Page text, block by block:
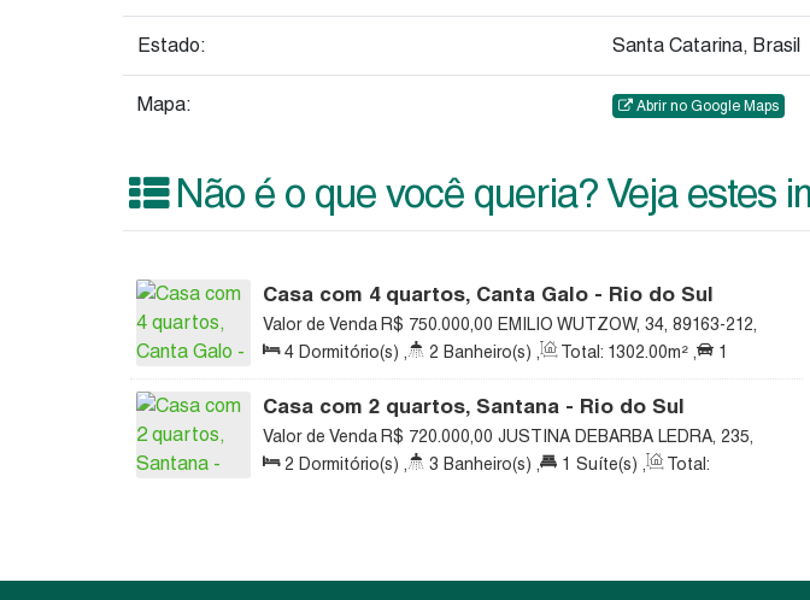
Estado: Santa Catarina, Brasil
Mapa: Abrir no Google Maps
Não é o que você queria? Veja estes
Casa com 4 quartos, Canta Galo - Rio do Sul
R$ 750.000,00
Valor de Venda
EMILIO WUTZOW, 34, 89163-212,
Canta Galo, Rio do Sul, Santa Catarina, Brasil
4 Dormitório(s) , 2 Banheiro(s) , Total: 1302.00m² ,
1
Vaga(s) , Útil: 200.00m²
Casa com 2 quartos, Santana - Rio do Sul
R$ 720.000,00
Valor de Venda
JUSTINA DEBARBA LEDRA, 235,
89160-266, Santana, Rio do Sul, Santa Catarina, Brasil
2 Dormitório(s) , 3 Banheiro(s) , 1 Suíte(s) ,
Total: